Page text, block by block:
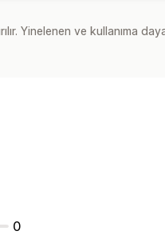
Yinelenen ve kullanıma
0